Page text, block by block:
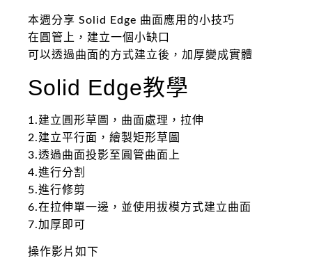
本週分享 Solid Edge 曲面應用的小技巧
在圓管上，建立一個小缺口
可以透過曲面的方式建立後，加厚變成實體
Solid Edge教學
1.建立圓形草圖，曲面處理，拉伸
2.建立平行面，繪製矩形草圖
3.透過曲面投影至圓管曲面上
4.進行分割
5.進行修剪
6.在拉伸單一邊，並使用拔模方式建立曲面
7.加厚即可
操作影片如下